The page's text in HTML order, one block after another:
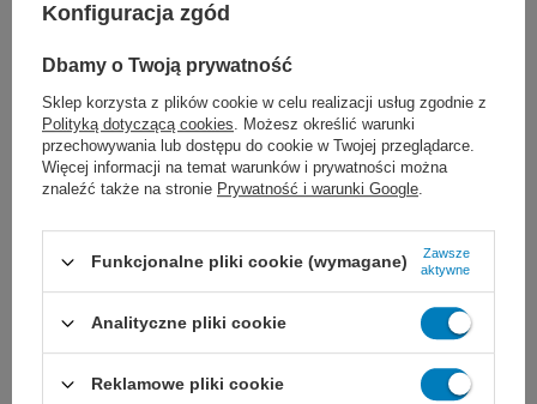
chirurgia sercowo-naczyniowa
neurochirurgia
chirurgia okulistyczna
Dobór nici JOST zależy od ogólnego stanu
pacjenta, wielkości uszkodzonej tkanki i rany,
a także od wybranej techniki i doświadczenia
chirurga. Nie są znane żadne
Konfiguracja zgód
Dbamy o Twoją prywatność
Sklep korzysta z plików cookie w celu realizacji usług zgodnie z
Polityką dotyczącą cookies. Możesz określić warunki
przechowywania lub dostępu do cookie w Twojej przeglądarce.
Więcej informacji na temat warunków i prywatności można
znaleźć także na stronie Prywatność i warunki Google.
Funkcjonalne pliki cookie (wymagane)
Zawsze
aktywne
Analityczne pliki cookie
Reklamowe pliki cookie